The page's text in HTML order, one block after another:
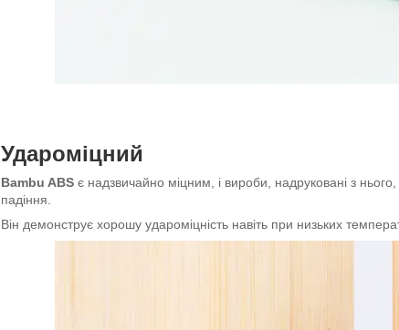
Удароміцний
Bambu ABS є надзвичайно міцним, і вироби, надруковані з
падіння.
Він демонструє хорошу удароміцність навіть при низьких